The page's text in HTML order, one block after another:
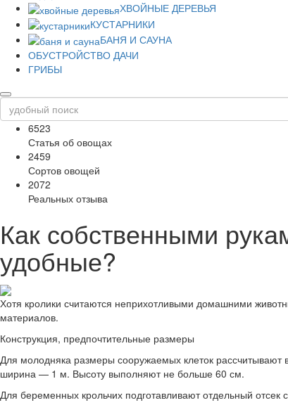
ХВОЙНЫЕ ДЕРЕВЬЯ
КУСТАРНИКИ
БАНЯ И САУНА
ОБУСТРОЙСТВО ДАЧИ
ГРИБЫ
6523
Статья об овощах
2459
Сортов овощей
2072
Реальных отзыва
Как собственными
удобные?
Хотя кролики считаются неприхотливыми домашними
материалов.
Конструкция, предпочтительные размеры
Для молодняка размеры сооружаемых клеток
ширина — 1 м. Высоту выполняют не больше 60 см.
Для беременных крольчих подготавливают отдельный